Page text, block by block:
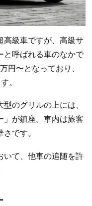
高級車ですが、高級サ
と呼ばれる車のなかで
円〜となっており、
。
のグリルの上には、
」が鎮座。車内は旅客
です。
いて、他車の追随を許